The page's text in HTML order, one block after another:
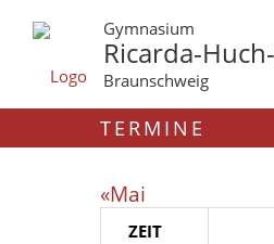
Gymnasium
Ricarda-
Braunschweig
TERMINE
«Mai
ZEIT